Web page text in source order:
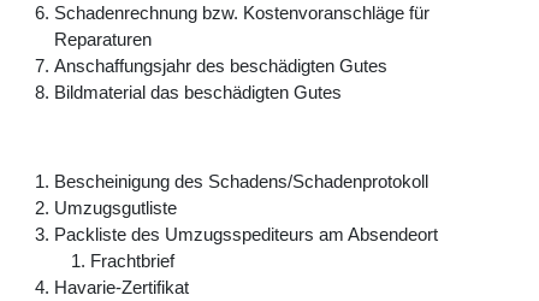
Schadenrechnung bzw. Kostenvoranschläge für
Reparaturen
Anschaffungsjahr des beschädigten Gutes
Bildmaterial das beschädigten Gutes
Bescheinigung des Schadens/Schadenprotokoll
Umzugsgutliste
Packliste des Umzugsspediteurs am Absendeort
Frachtbrief
Havarie-Zertifikat